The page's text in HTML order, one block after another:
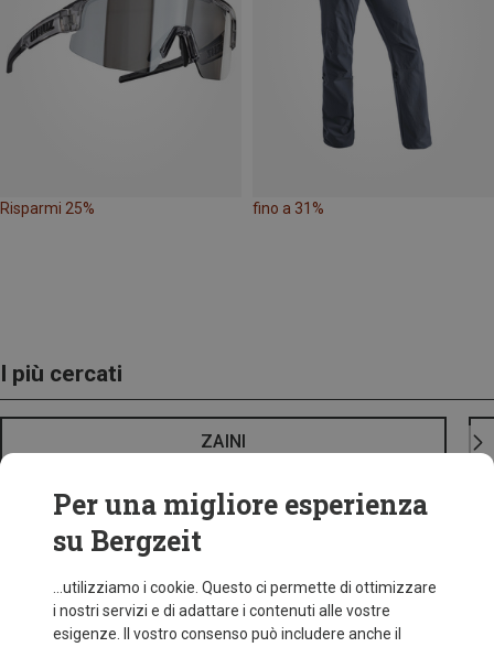
Risparmi 25% fino a 31%
I più cercati
ZAINI
Per una migliore esperienza
su Bergzeit
...utilizziamo i cookie. Questo ci permette di ottimizzare
i nostri servizi e di adattare i contenuti alle vostre
esigenze. Il vostro consenso può includere anche il